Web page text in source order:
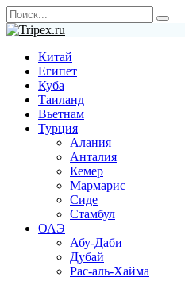
Перейти
к
содержанию
Search
for:
Китай
Египет
Куба
Таиланд
Вьетнам
Турция
Алания
Анталия
Кемер
Мармарис
Сиде
Стамбул
ОАЭ
Абу-Даби
Дубай
Рас-аль-Хайма